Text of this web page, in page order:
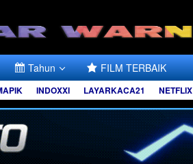
Tahun FILM TERBAIK
INDOXXI LAYARKACA21 NETFLIX